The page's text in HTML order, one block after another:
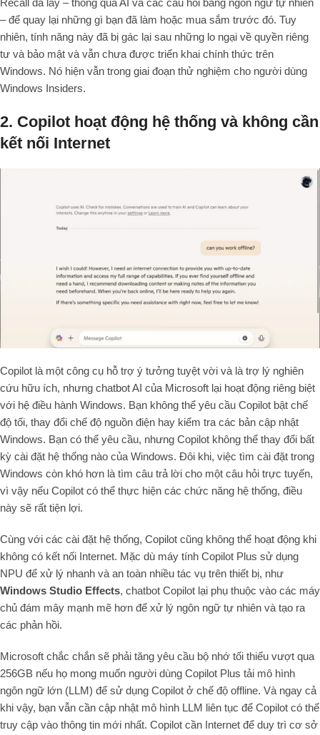
Recall đã lấy – thông qua AI và các câu hỏi bằng ngôn ngữ tự nhiên
– để quay lại những gì bạn đã làm hoặc mua sắm trước đó. Tuy
nhiên, tính năng này đã bị gác lại sau những lo ngại về quyền riêng
tư và bảo mật và vẫn chưa được triển khai chính thức trên
Windows. Nó hiện vẫn trong giai đoạn thử nghiệm cho người dùng
Windows Insiders.
2. Copilot hoạt động hệ thống và không cần
kết nối Internet
Copilot là một công cụ hỗ trợ ý tưởng tuyệt vời và là trợ lý nghiên
cứu hữu ích, nhưng chatbot AI của Microsoft lại hoạt động riêng biệt
với hệ điều hành Windows. Bạn không thể yêu cầu Copilot bật chế
độ tối, thay đổi chế độ nguồn điện hay kiểm tra các bản cập nhật
Windows. Bạn có thể yêu cầu, nhưng Copilot không thể thay đổi bất
kỳ cài đặt hệ thống nào của Windows. Đôi khi, việc tìm cài đặt trong
Windows còn khó hơn là tìm câu trả lời cho một câu hỏi trực tuyến,
vì vậy nếu Copilot có thể thực hiện các chức năng hệ thống, điều
này sẽ rất tiện lợi.
Cùng với các cài đặt hệ thống, Copilot cũng không thể hoạt động khi
không có kết nối Internet. Mặc dù máy tính Copilot Plus sử dụng
NPU để xử lý nhanh và an toàn nhiều tác vụ trên thiết bị, như
Windows Studio Effects, chatbot Copilot lại phụ thuộc vào các máy
chủ đám mây mạnh mẽ hơn để xử lý ngôn ngữ tự nhiên và tạo ra
các phản hồi.
Microsoft chắc chắn sẽ phải tăng yêu cầu bộ nhớ tối thiểu vượt qua
256GB nếu họ mong muốn người dùng Copilot Plus tải mô hình
ngôn ngữ lớn (LLM) để sử dụng Copilot ở chế độ offline. Và ngay cả
khi vậy, bạn vẫn cần cập nhật mô hình LLM liên tục để Copilot có thể
truy cập vào thông tin mới nhất. Copilot cần Internet để duy trì cơ sở